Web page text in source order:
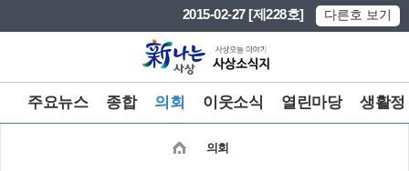
2015-02-27 [제228호] 다른호 보기
주요뉴스 종합 의회 이웃소식 열린마당 생활정
의회